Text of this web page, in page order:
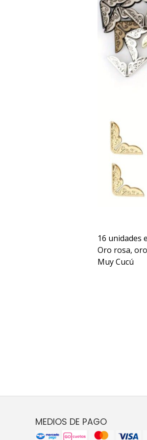
16 unidades
Oro rosa,
Muy Cucú
MEDIOS DE PAGO